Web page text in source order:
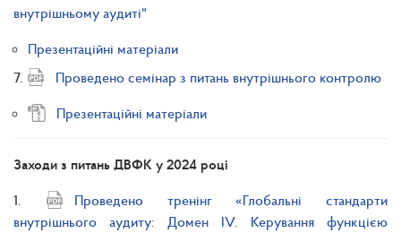
внутрішньому аудиті"
Презентаційні матеріали
7.
Проведено семінар з питань внутрішнього контролю
Презентаційні матеріали
Заходи з питань ДВФК у 2024 році
1.
Проведено тренінг «Глобальні стандарти
внутрішнього аудиту: Домен ІV. Керування функцією